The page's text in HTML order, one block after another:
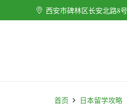
西安市碑林区长安北路8
首页 日本留学攻略